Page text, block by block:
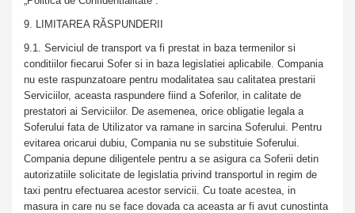
9. LIMITAREA RĂSPUNDERII
9.1. Serviciul de transport va fi prestat in baza termenilor si
conditiilor fiecarui Sofer si in baza legislatiei aplicabile. Compania
nu este raspunzatoare pentru modalitatea sau calitatea prestarii
Serviciilor, aceasta raspundere fiind a Soferilor, in calitate de
prestatori ai Serviciilor. De asemenea, orice obligatie legala a
Soferului fata de Utilizator va ramane in sarcina Soferului. Pentru
evitarea oricarui dubiu, Compania nu se substituie Soferului.
Compania depune diligentele pentru a se asigura ca Soferii detin
autorizatiile solicitate de legislatia privind transportul in regim de
taxi pentru efectuarea acestor servicii. Cu toate acestea, in
masura in care nu se face dovada ca aceasta ar fi avut cunostinta